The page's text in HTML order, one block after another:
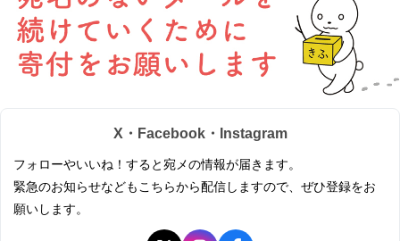
X・Facebook・Instagram
フォローやいいね！すると宛メの情報が届きます。
緊急のお知らせなどもこちらから配信しますので、ぜひ登録をお
願いします。